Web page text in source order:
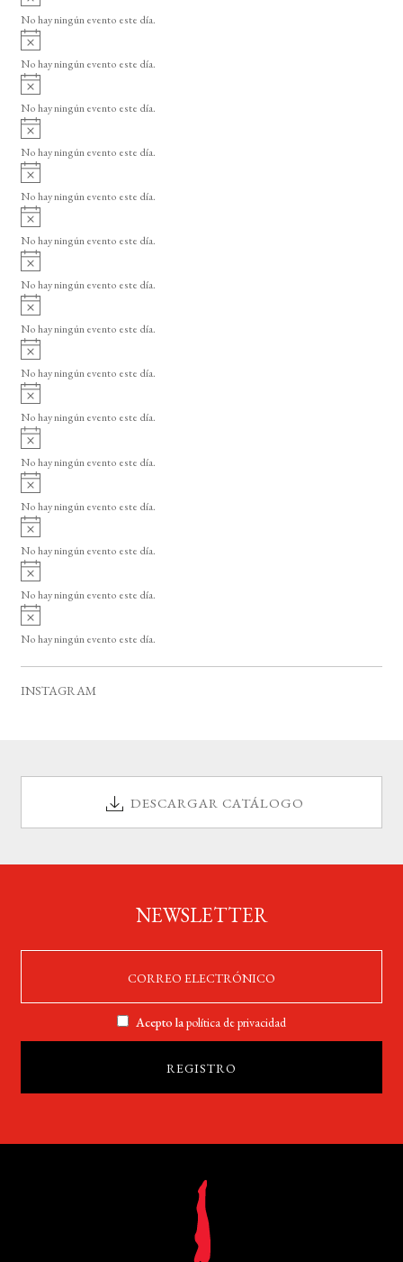
o
v
i
o
No hay ningún evento este día.
A
v
i
o
No hay ningún evento este día.
A
v
i
o
No hay ningún evento este día.
A
v
i
o
No hay ningún evento este día.
A
v
i
o
No hay ningún evento este día.
A
v
i
o
No hay ningún evento este día.
A
v
i
o
No hay ningún evento este día.
A
v
i
o
No hay ningún evento este día.
A
v
i
o
No hay ningún evento este día.
A
v
i
o
No hay ningún evento este día.
A
v
i
o
No hay ningún evento este día.
A
v
i
o
No hay ningún evento este día.
A
v
i
o
No hay ningún evento este día.
A
v
i
o
No hay ningún evento este día.
A
v
i
No hay ningún evento este día.
INSTAGRAM
DESCARGAR CATÁLOGO
NEWSLETTER
Acepto lapolítica de privacidad